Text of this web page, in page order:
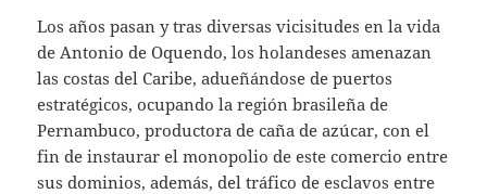
Los años pasan y tras diversas vicisitudes en la vida
de Antonio de Oquendo, los holandeses amenazan
las costas del Caribe, adueñándose de puertos
estratégicos, ocupando la región brasileña de
Pernambuco, productora de caña de azúcar, con el
fin de instaurar el monopolio de este comercio entre
sus dominios, además, del tráfico de esclavos entre